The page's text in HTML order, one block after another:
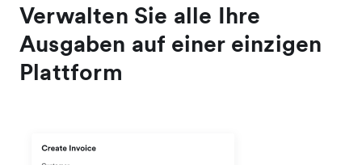
Verwalten Sie alle Ihre
Ausgaben auf einer einzigen
Plattform